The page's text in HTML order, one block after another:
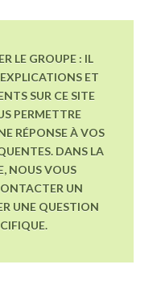
LE GROUPE : IL
ET
SUR CE SITE
PERMETTRE
RÉPONSE À VOS
DANS LA
NOUS VOUS
UN
UNE QUESTION